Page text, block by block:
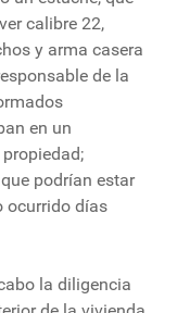
calibre 22,
y arma casera
de la
en un
podrían estar
ocurrido días
la diligencia